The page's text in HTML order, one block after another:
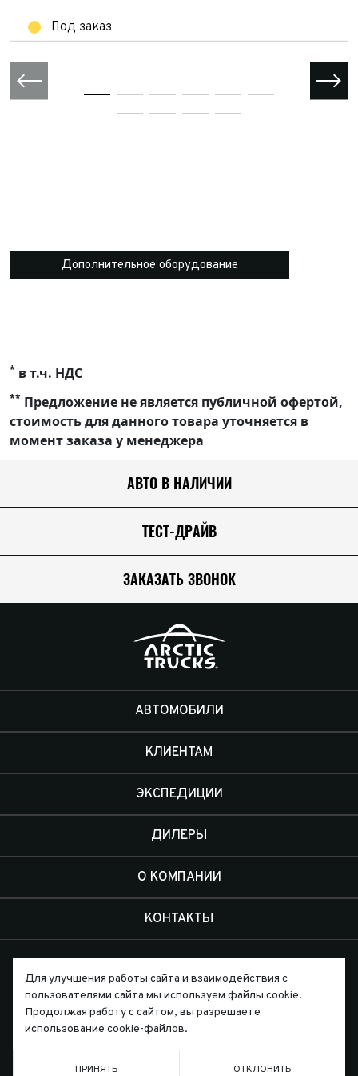
Под заказ
Дополнительное оборудование
* в т.ч. НДС
** Предложение не является публичной офертой,
стоимость для данного товара уточняется в
момент заказа у менеджера
АВТО В НАЛИЧИИ
ТЕСТ-ДРАЙВ
ЗАКАЗАТЬ ЗВОНОК
АВТОМОБИЛИ
КЛИЕНТАМ
ЭКСПЕДИЦИИ
ДИЛЕРЫ
О КОМПАНИИ
КОНТАКТЫ
Письмо директору
Для улучшения работы сайта и взаимодействия с
пользователями сайта мы используем файлы cookie.
Продолжая работу с сайтом, вы разрешаете
использование cookie-файлов.
ПРИНЯТЬ ОТКЛОНИТЬ